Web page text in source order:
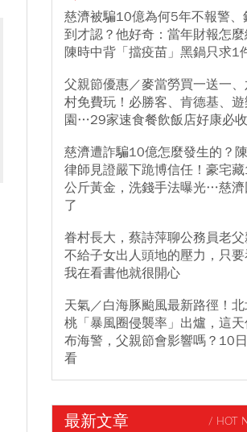
慈濟被騙10億為何5年不報警、
到才認？他好奇：當年財報怎
陳時中背「擋疫苗」黑鍋只求1
父親節優惠／麥當勞買一送一、
村免費玩！必勝客、肯德基、遊
園…29家速食餐飲飯店好康必收
慈濟遭詐騙10億怎麼發生的？
律師見證嚴下跪博信任！豪宅
公斤黃金，洗錢手法曝光…慈濟
了
眷村長大，蔡詩萍聊公務員老父
不給子女出人頭地的壓力，只要
我在看書他就很開心
天氣／白海豚颱風最新路徑！
桃「暴風圈侵襲率」出爐，這天
布海警，父親節會影響嗎？10
看
最新文章 / HOT